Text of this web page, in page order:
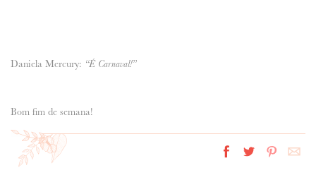
Daniela Mercury: “É Carnaval!”
Bom fim de semana!